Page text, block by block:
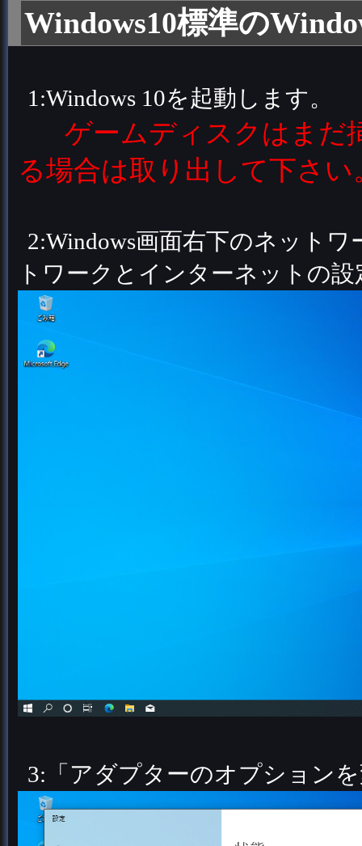
Windows10標準の
1:Windows 10を起動します。
ゲームディスクはまだ
る場合は取り出して下さい
2:Windows画面右下のネット
トワークとインターネットの
3:「アダプターのオプション